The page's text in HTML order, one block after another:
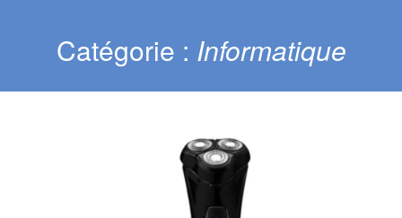
Catégorie : Informatique